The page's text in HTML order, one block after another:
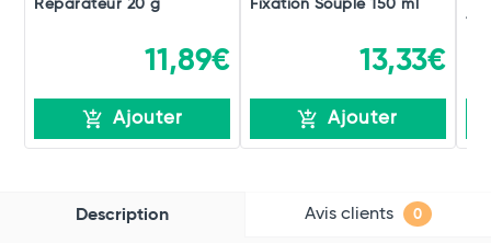
Réparateur 20 g
11,89€
Ajouter
Fixation Souple 150 ml
13,33€
Ajouter
Description Avis clients 0